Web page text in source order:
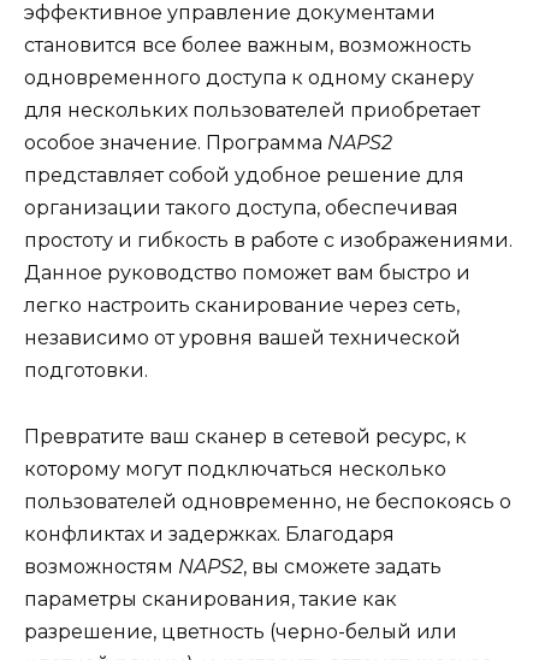
эффективное управление документами
становится все более важным, возможность
одновременного доступа к одному сканеру
для нескольких пользователей приобретает
особое значение. Программа NAPS2
представляет собой удобное решение для
организации такого доступа, обеспечивая
простоту и гибкость в работе с изображениями.
Данное руководство поможет вам быстро и
легко настроить сканирование через сеть,
независимо от уровня вашей технической
подготовки.
Превратите ваш сканер в сетевой ресурс, к
которому могут подключаться несколько
пользователей одновременно, не беспокоясь о
конфликтах и задержках. Благодаря
возможностям NAPS2, вы сможете задать
параметры сканирования, такие как
разрешение, цветность (черно-белый или